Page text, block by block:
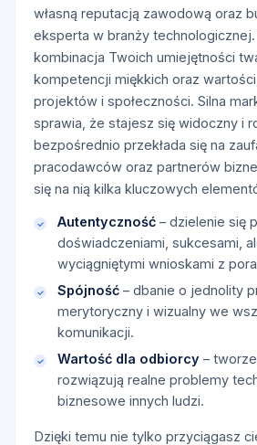
własną reputacją zawodową oraz
eksperta w branży technologicznej.
kombinacja Twoich umiejętności
kompetencji miękkich oraz
projektów i społeczności. Silna
sprawia, że stajesz się widoczny i
bezpośrednio przekłada się na
pracodawców oraz partnerów
się na nią kilka kluczowych
Autentyczność – dzielenie się
doświadczeniami, sukcesami,
wyciągniętymi wnioskami z
Spójność – dbanie o jednolity
merytoryczny i wizualny we
komunikacji.
Wartość dla odbiorcy –
rozwiązują realne problemy
biznesowe innych ludzi.
Dzięki temu nie tylko przyciągasz